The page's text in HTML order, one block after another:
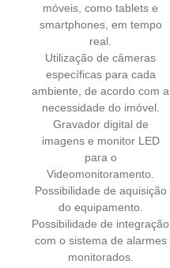
móveis, como tablets e
smartphones, em tempo
real.
Utilização de câmeras
específicas para cada
ambiente, de acordo com a
necessidade do imóvel.
Gravador digital de
imagens e monitor LED
para o
Videomonitoramento.
Possibilidade de aquisição
do equipamento.
Possibilidade de integração
com o sistema de alarmes
monitorados.